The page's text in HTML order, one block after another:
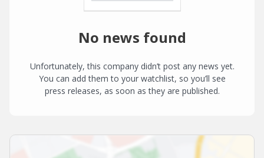
No news found
Unfortunately, this company didn’t post any news yet.
You can add them to your watchlist, so you’ll see
press releases, as soon as they are published.